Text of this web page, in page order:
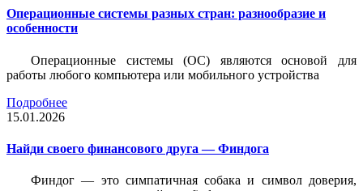
Операционные системы разных стран: разнообразие и
особенности
Операционные системы (ОС) являются основой для
работы любого компьютера или мобильного устройства
Подробнее
15.01.2026
Найди своего финансового друга — Финдога
Финдог — это симпатичная собака и символ доверия,